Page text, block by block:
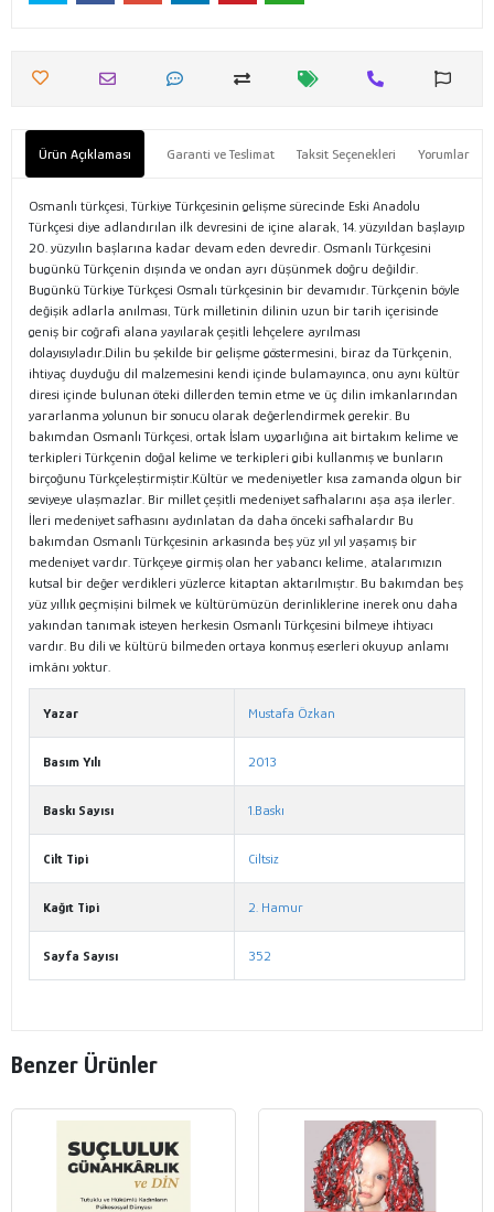
Ürün Açıklaması Garanti ve Teslimat Taksit Seçenekleri Yorumlar
Osmanlı türkçesi, Türkiye Türkçesinin gelişme sürecinde Eski Anadolu
Türkçesi diye adlandırılan ilk devresini de içine alarak, 14. yüzyıldan başlayıp
20. yüzyılın başlarına kadar devam eden devredir. Osmanlı Türkçesini
bugünkü Türkçenin dışında ve ondan ayrı düşünmek doğru değildir.
Bugünkü Türkiye Türkçesi Osmalı türkçesinin bir devamıdır. Türkçenin böyle
değişik adlarla anılması, Türk milletinin dilinin uzun bir tarih içerisinde
geniş bir coğrafi alana yayılarak çeşitli lehçelere ayrılması
dolayısıyladır.Dilin bu şekilde bir gelişme göstermesini, biraz da Türkçenin,
ihtiyaç duyduğu dil malzemesini kendi içinde bulamayınca, onu aynı kültür
diresi içinde bulunan öteki dillerden temin etme ve üç dilin imkanlarından
yararlanma yolunun bir sonucu olarak değerlendirmek gerekir. Bu
bakımdan Osmanlı Türkçesi, ortak İslam uygarlığına ait birtakım kelime ve
terkipleri Türkçenin doğal kelime ve terkipleri gibi kullanmış ve bunların
birçoğunu Türkçeleştirmiştir.Kültür ve medeniyetler kısa zamanda olgun bir
seviyeye ulaşmazlar. Bir millet çeşitli medeniyet safhalarını aşa aşa ilerler.
İleri medeniyet safhasını aydınlatan da daha önceki safhalardır Bu
bakımdan Osmanlı Türkçesinin arkasında beş yüz yıl yıl yaşamış bir
medeniyet vardır. Türkçeye girmiş olan her yabancı kelime, atalarımızın
kutsal bir değer verdikleri yüzlerce kitaptan aktarılmıştır. Bu bakımdan beş
yüz yıllık geçmişini bilmek ve kültürümüzün derinliklerine inerek onu daha
yakından tanımak isteyen herkesin Osmanlı Türkçesini bilmeye ihtiyacı
vardır. Bu dili ve kültürü bilmeden ortaya konmuş eserleri okuyup anlamı
imkânı yoktur.
Yazar Mustafa Özkan
Basım Yılı 2013
Baskı Sayısı 1.Baskı
Cilt Tipi Ciltsiz
Kağıt Tipi 2. Hamur
Sayfa Sayısı 352
Benzer Ürünler